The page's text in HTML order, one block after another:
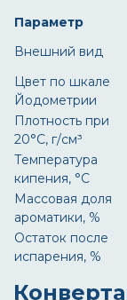
Параметр
Внешний вид
Цвет по шкале
Йодометрии
Плотность при
20°C, г/см³
Температура
кипения, °C
Массовая доля
ароматики, %
Остаток после
испарения, %